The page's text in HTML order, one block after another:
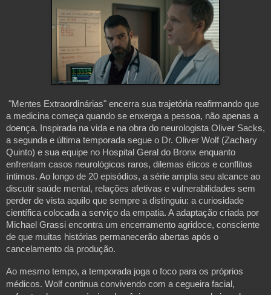
"Mentes Extraordinárias" encerra sua trajetória reafirmando que
a medicina começa quando se enxerga a pessoa, não apenas a
doença. Inspirada na vida e na obra do neurologista Oliver Sacks,
a segunda e última temporada segue o Dr. Oliver Wolf (Zachary
Quinto) e sua equipe no Hospital Geral do Bronx enquanto
enfrentam casos neurológicos raros, dilemas éticos e conflitos
íntimos. Ao longo de 20 episódios, a série amplia seu alcance ao
discutir saúde mental, relações afetivas e vulnerabilidades sem
perder de vista aquilo que sempre a distinguiu: a curiosidade
científica colocada a serviço da empatia. A adaptação criada por
Michael Grassi encontra um encerramento agridoce, consciente
de que muitas histórias permanecerão abertas após o
cancelamento da produção.
Ao mesmo tempo, a temporada joga o foco para os próprios
médicos. Wolf continua convivendo com a cegueira facial,